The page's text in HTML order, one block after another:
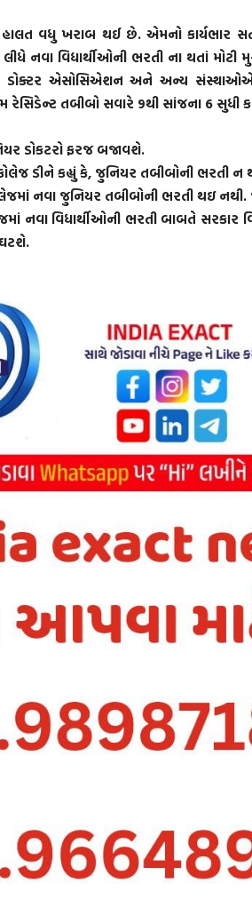
હાલત વધુ ખરાબ થઈ છે. એમનો કાર્યભાર
લીધે નવા વિદ્યાર્થીઓની ભરતી ના થતાં
એસોસિએશન અને અન્ય સંસ્થાઓએ
રેસિડેન્ટ તબીબો સવારે 9થી સાંજના 6 સુધી
ડોકટરો ફરજ બજાવશે.
ડીને કહ્યું કે, જુનિયર તબીબોની ભરતી ન
નવા જુનિયર તબીબોની ભરતી થઇ નથી.
નવા વિધાર્થીઓની ભરતી બાબતે સરકાર